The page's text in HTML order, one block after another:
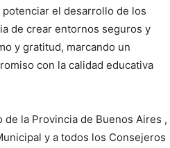
potenciar el desarrollo de los
de crear entornos seguros y
y gratitud, marcando un
con la calidad educativa
la Provincia de Buenos Aires ,
y a todos los Consejeros